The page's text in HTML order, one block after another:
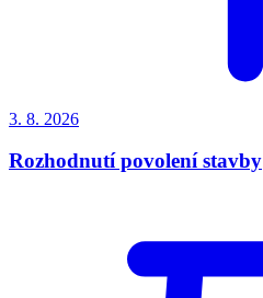
3. 8. 2026
Rozhodnutí povolení stavby